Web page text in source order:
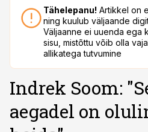
Tähelepanu! Artikkel on
ning kuulub väljaande
Väljaanne ei uuenda ega
sisu, mistõttu võib olla
allikatega tutvumine
Indrek Soom:
aegadel on